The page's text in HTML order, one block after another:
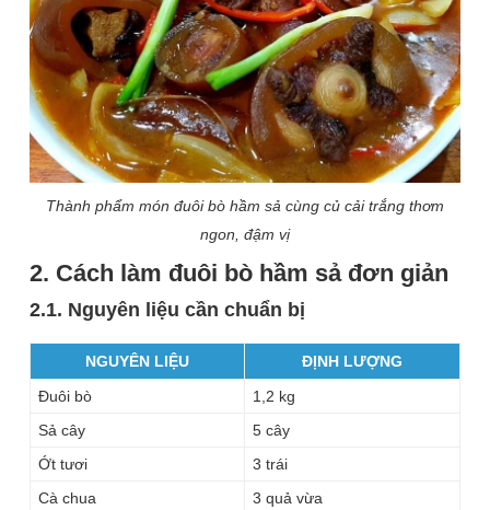
Thành phẩm món đuôi bò hầm sả cùng củ cải trắng thơm
ngon, đậm vị
2. Cách làm đuôi bò hầm sả đơn giản
2.1. Nguyên liệu cần chuẩn bị
NGUYÊN LIỆU
ĐỊNH LƯỢNG
Đuôi bò
1,2 kg
Sả cây
5 cây
Ớt tươi
3 trái
Cà chua
3 quả vừa